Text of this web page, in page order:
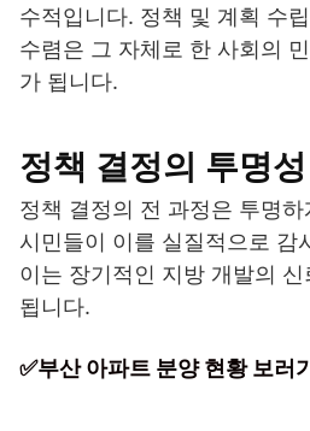
수적입니다. 정책 및 계획 수
수렴은 그 자체로 한 사회의
가 됩니다.
정책 결정의 투명
정책 결정의 전 과정은 투명
시민들이 이를 실질적으로 감
이는 장기적인 지방 개발의
됩니다.
✅부산 아파트 분양 현황 보러